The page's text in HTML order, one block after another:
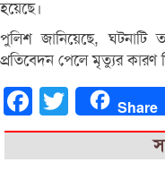
হয়েছে।
পুলিশ জানিয়েছে, ঘটনাটি
প্রতিবেদন পেলে মৃত্যুর কারণ
FacebookTwitter Share